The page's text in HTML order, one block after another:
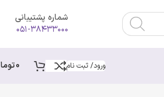
شماره پشتیبانی
۰۵۱-۳۸۴۳۳۰۰۰
ورود/ ثبت نام 0